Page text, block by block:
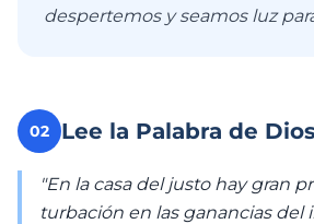
despertemos y seamos luz
02 Lee la Palabra de Dios
"En la casa del justo hay gran
turbación en las ganancias del